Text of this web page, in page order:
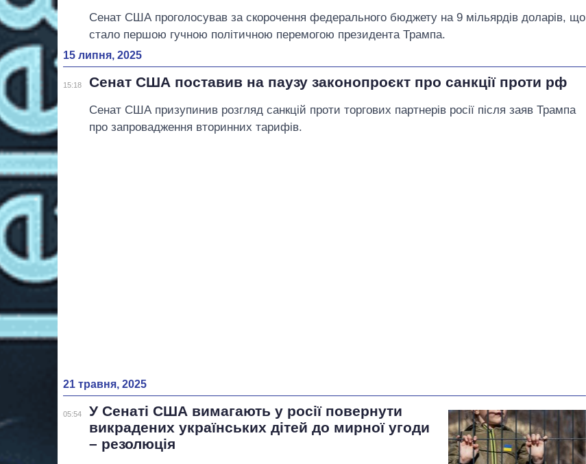
Сенат США проголосував за скорочення федерального бюджету на 9 мільярдів доларів, що
стало першою гучною політичною перемогою президента Трампа.
15 липня, 2025
15:18 Сенат США поставив на паузу законопроєкт про санкції проти рф
Сенат США призупинив розгляд санкцій проти торгових партнерів росії після заяв Трампа
про запровадження вторинних тарифів.
21 травня, 2025
05:54
У Сенаті США вимагають у росії повернути
викрадених українських дітей до мирної угоди
– резолюція